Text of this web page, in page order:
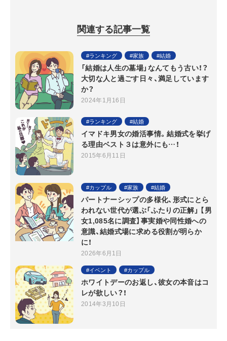
関連する記事一覧
ランキング 家族 結婚
「結婚は人生の墓場」なんてもう古い！？
大切な人と過ごす日々、満足しています
か？
2024年1月16日
ランキング 結婚
イマドキ男女の婚活事情。結婚式を挙げ
る理由ベスト３は意外にも…！
2015年6月11日
カップル 家族 結婚
パートナーシップの多様化、形式にとら
われない世代が選ぶ「ふたりの正解」 【男
女1,085名に調査】事実婚や同性婚への
意識、結婚式場に求める役割が明らか
に！
2026年6月1日
イベント カップル
ホワイトデーのお返し、彼女の本音はコ
レが欲しい？！
2014年3月10日